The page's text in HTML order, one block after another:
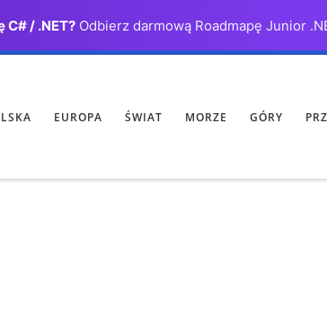
C# / .NET?Odbierz darmową Roadmapę Junior
EUROPA ŚWIAT MORZE GÓRY